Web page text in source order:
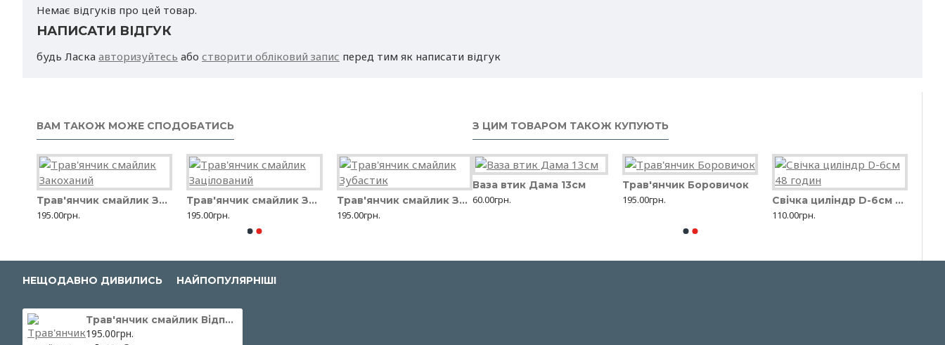
Немає відгуків про цей товар.
НАПИСАТИ ВІДГУК
будь Ласка авторизуйтесь або створити обліковий запис перед тим як написати відгук
ВАМ ТАКОЖ МОЖЕ СПОДОБАТИСЬ
Трав'янчик смайлик Закоханий
195.00грн.
Трав'янчик смайлик Зацiлований
195.00грн.
Трав'янчик смайлик Зубастик
195.00грн.
З ЦИМ ТОВАРОМ ТАКОЖ КУПУЮТЬ
Вазон Флора зі штирем d16
78.00грн.
Вазон з автополивом Арте (ARTE) 3,5л
240.00грн.
Автополив для рослин Лілія, 250 мл
58.00грн.
Ваза втик Дама 13см
60.00грн.
Трав'янчик Боровичок
195.00грн.
Свічка циліндр D-6см 48 годин
110.00грн.
НЕЩОДАВНО ДИВИЛИСЬ НАЙПОПУЛЯРНІШІ
Трав'янчик смайлик Відпочиваючий
195.00грн.